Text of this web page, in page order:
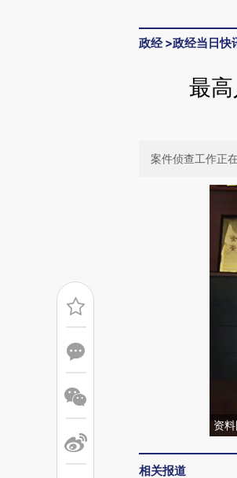
政经>政经当日快
最
案件侦查工作正
资
相关报道